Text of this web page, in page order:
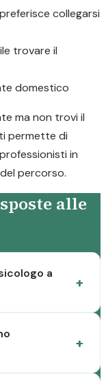
collegarsi
trovare il
domestico
ma non trovi il
permette di
in
percorso.
alle
a